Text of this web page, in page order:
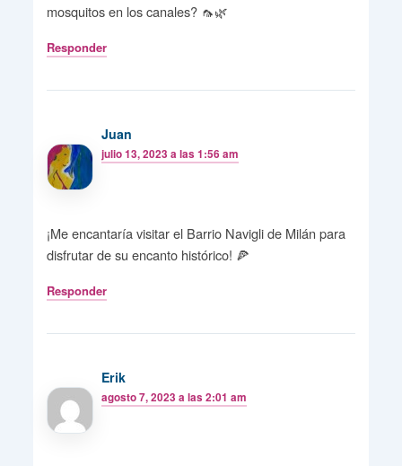
mosquitos en los canales? 🦟🌿
Responder
Juan
julio 13, 2023 a las 1:56 am
¡Me encantaría visitar el Barrio Navigli de Milán para
disfrutar de su encanto histórico! 🍕
Responder
Erik
agosto 7, 2023 a las 2:01 am